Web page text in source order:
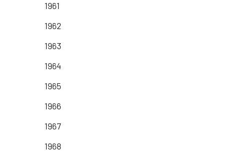
1961
1962
1963
1964
1965
1966
1967
1968